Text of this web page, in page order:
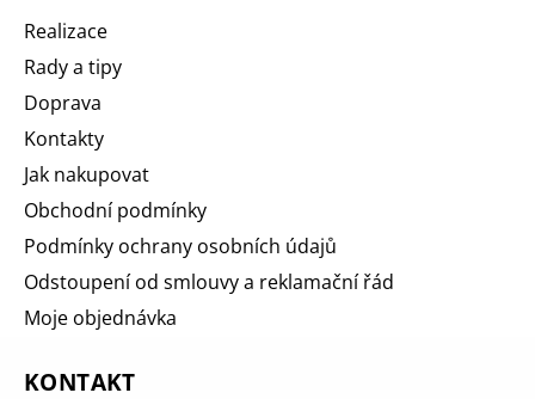
Realizace
Rady a tipy
Doprava
Kontakty
Jak nakupovat
Obchodní podmínky
Podmínky ochrany osobních údajů
Odstoupení od smlouvy a reklamační řád
Moje objednávka
KONTAKT